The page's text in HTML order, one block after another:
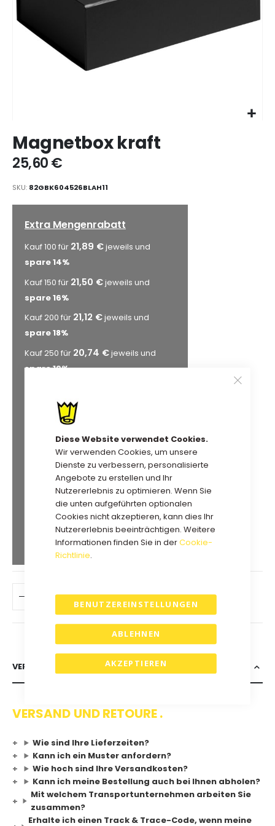
Diese Website verwendet Cookies.
Wir verwenden Cookies, um unsere
Dienste zu verbessern, personalisierte
Angebote zu erstellen und Ihr
Nutzererlebnis zu optimieren. Wenn Sie
die unten aufgeführten optionalen
Cookies nicht akzeptieren, kann dies Ihr
Nutzererlebnis beeinträchtigen. Weitere
Informationen finden Sie in derCookie-
Richtlinie.
AKZEPTIEREN
BENUTZEREINSTELLUNGEN
ABLEHNEN
Anfang
der
Bildgalerie
Magnetbox kraft
25,60 €
SKU 82GBK604526BLAH11
Extra Mengenrabatt
Kauf 100 für 21,89 €jeweils und
spare14%
Kauf 150 für 21,50 €jeweils und
spare16%
Kauf 200 für 21,12 €jeweils und
spare18%
Kauf 250 für 20,74 €jeweils und
spare19%
21%
Kauf 350 für19,97 €
22%
19,71 €
23%
Kauf 450 für19,58 € jeweils und
24%
Kauf 500 für19,46 € jeweils und
24%
IN DEN WARENKORB
VERSAND & RETOURE
VERSAND UND RETOURE .
Wie sind Ihre Lieferzeiten?
Kann ich ein Muster anfordern?
Wie hoch sind Ihre Versandkosten?
Kann ich meine Bestellung auch bei Ihnen abholen?
Mit welchem Transportunternehmen arbeiten Sie
zusammen?
Erhalte ich einen Track & Trace-Code, wenn meine